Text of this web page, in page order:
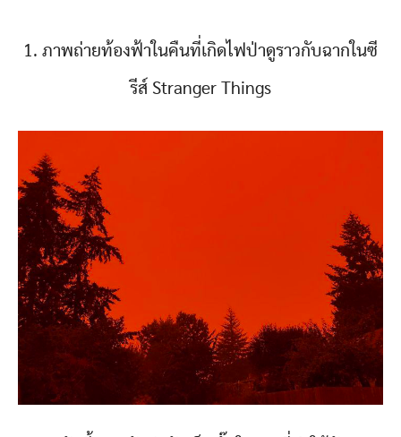
1. ภาพถ่ายท้องฟ้าในคืนที่เกิดไฟป่าดูราวกับฉากในซี
รีส์ Stranger Things